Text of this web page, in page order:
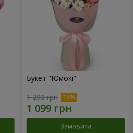
Букет "Юмокі"
1 293 грн
Замовити